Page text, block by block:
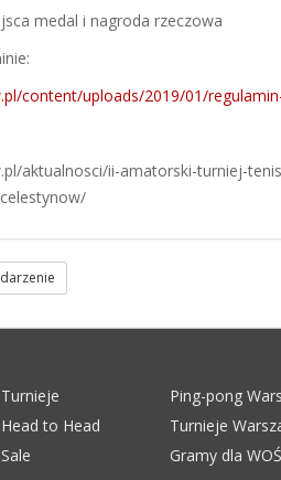
medal i nagroda rzeczowa
content/uploads/2019/01/
aktualnosci/ii-amatorski-turniej-
Turnieje
Ping-pong
Head to Head
Turnieje
Sale Gramy dla